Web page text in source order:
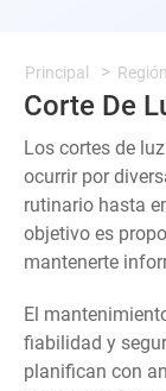
Principal
Corte De
Los cortes de
ocurrir por
rutinario hasta
objetivo es
mantenerte
El
fiabilidad y
planifican con